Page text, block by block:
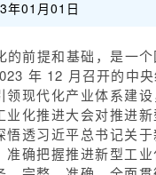
年01月01日
的前提和基础，是一
年 12 月召开的中
领现代化产业体系建
业化推进大会对推进
悟透习近平总书记关
确把握推进新型工业